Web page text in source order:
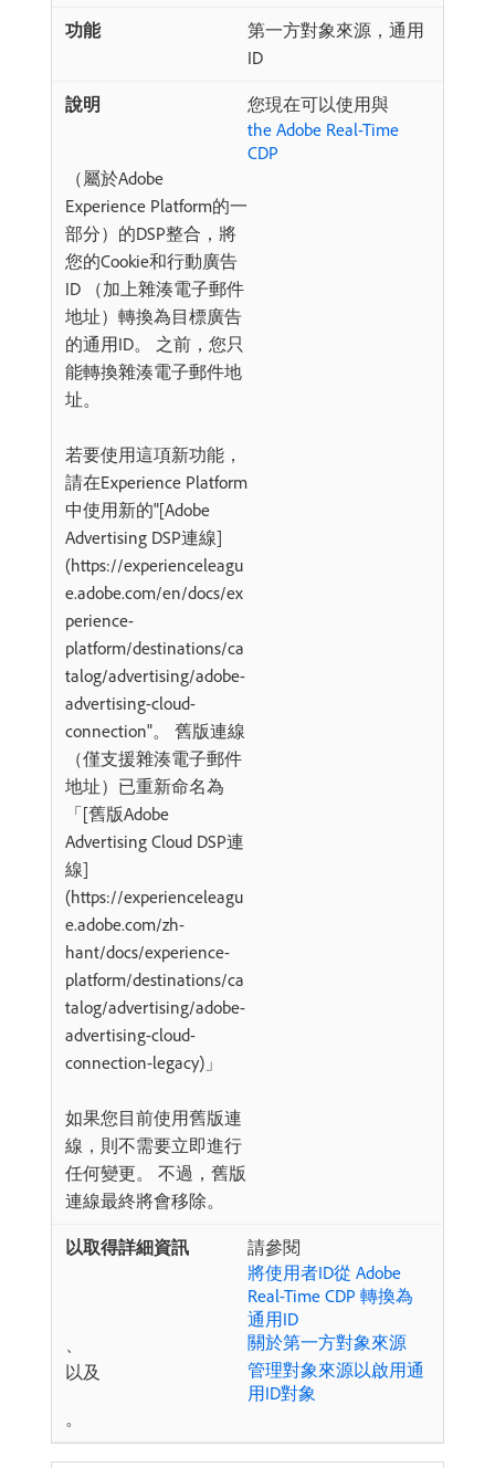
第一方對象來源，通用
ID
您現在可以使用與
the Adobe Real-Time
CDP
（屬於Adobe
Experience Platform的一
部分）的DSP整合，將
您的Cookie和行動廣告
ID （加上雜湊電子郵件
地址）轉換為目標廣告
的通用ID。 之前，您只
能轉換雜湊電子郵件地
址。
若要使用這項新功能，
請在Experience Platform
中使用新的"[Adobe
Advertising DSP連線]​
(https://experienceleagu
e.adobe.com/en/docs/ex
perience-
platform/destinations/ca
talog/advertising/adobe-
advertising-cloud-
connection"。 舊版連線
（僅支援雜湊電子郵件
地址）已重新命名為
「[舊版Adobe
Advertising Cloud DSP連
線]​
(https://experienceleagu
e.adobe.com/zh-
hant/docs/experience-
platform/destinations/ca
talog/advertising/adobe-
advertising-cloud-
connection-legacy)」
如果您目前使用舊版連
線，則不需要立即進行
任何變更。 不過，舊版
連線最終將會移除。
請參閱
將使用者ID從 Adobe
Real-Time CDP 轉換為
通用ID
、
關於第一方對象來源
以及
管理對象來源以啟用通
用ID對象
。